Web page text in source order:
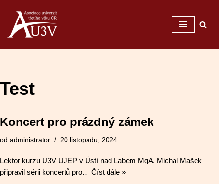
Přeskočit
na
obsah
Test
Koncert pro prázdný zámek
od administrator 20 listopadu, 2024
Lektor kurzu U3V UJEP v Ústí nad Labem MgA. Michal Mašek
připravil sérii koncertů pro… Číst dále »